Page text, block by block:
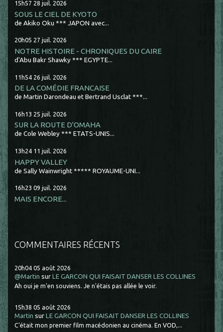
15h57 28 juil. 2026
SOUS LE CIEL DE KYOTO
de Akiko Oku *** JAPON avec...
20h05 27 juil. 2026
NOTRE HISTOIRE - CHRONIQUES DU CAIRE
d'Abu Bakr Shawky *** EGYPTE...
11h54 26 juil. 2026
DE LA COMÉDIE FRANCAISE
de Martin Darondeau et Bertrand Usclat ***...
16h13 25 juil. 2026
SUR LA ROUTE D'OMAHA
de Cole Webley *** ETATS-UNIS...
13h24 11 juil. 2026
HAPPY VALLEY
de Sally Wainwright ***** ROYAUME-UNI...
16h23 09 juil. 2026
MAIS ENCORE...
COMMENTAIRES RÉCENTS
20h04 05 août 2026
@Martin surLE GARCON QUI FAISAIT DANSER LES COLLINES
Ah oui je m'en souviens. Je n'étais pas allée le voir.
15h38 05 août 2026
Martin surLE GARCON QUI FAISAIT DANSER LES COLLINES
C'était mon premier film macédonien au cinéma. En VOD,...